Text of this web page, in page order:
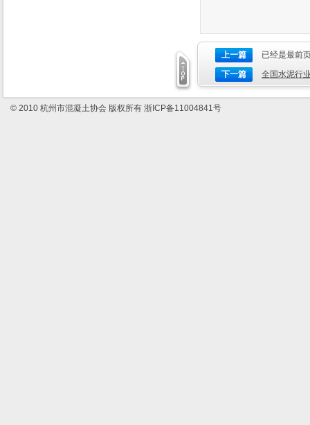
上一篇
已经是最前
下一篇
全国水泥行
© 2010 杭州市混凝土协会 版权所有 浙ICP备11004841号